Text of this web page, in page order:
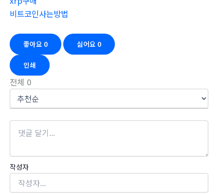
비트코인사는방법
좋아요 0 싫어요 0
인쇄
전체 0
작성자